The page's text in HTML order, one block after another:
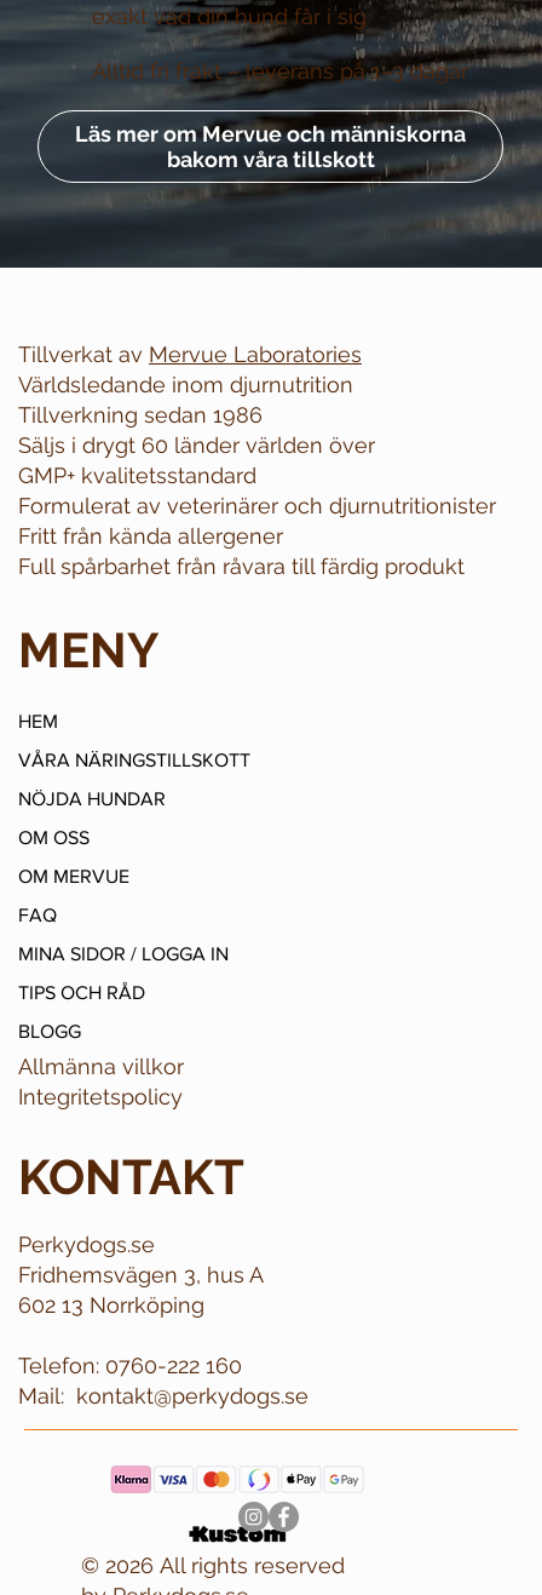
Läs mer om Mervue och människorna
bakom våra tillskott
exakt vad din hund får i sig
Alltid fri frakt –leverans på 1–3 dagar
Tillverkat av Mervue Laboratories
Världsledande inom djurnutrition
Tillverkning sedan 1986
Säljs i drygt 60 länder världen över
GMP+ kvalitetsstandard
Formulerat av veterinärer och djurnutritionister
Fritt från kända allergener
Full spårbarhet från råvara till färdig produkt
MENY
HEM
VÅRA NÄRINGSTILLSKOTT
NÖJDA HUNDAR
OM OSS
OM MERVUE
FAQ
MINA SIDOR / LOGGA IN
TIPS OCH RÅD
BLOGG
Allmänna villkor
Integritetspolicy
KONTAKT
Perkydogs.se
Fridhemsvägen 3, hus A
602 13 Norrköping
Telefon: 0760-222 160
kontakt@perkydogs.se
Mail:
© 2026 All rights reserved